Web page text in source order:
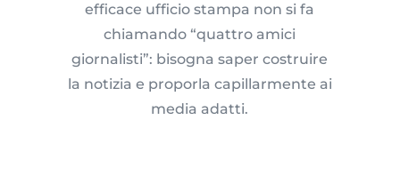
efficace ufficio stampa non si fa
chiamando “quattro amici
giornalisti”: bisogna saper costruire
la notizia e proporla capillarmente ai
media adatti.